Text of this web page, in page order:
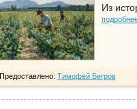
Из
Предоставлено: Тимофей Бегров